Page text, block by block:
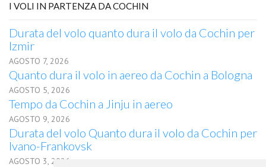
I VOLI IN PARTENZA DA COCHIN
Durata del volo quanto dura il volo da Cochin per
Izmir
AGOSTO 7, 2026
Quanto dura il volo in aereo da Cochin a Bologna
AGOSTO 5, 2026
Tempo da Cochin a Jinju in aereo
AGOSTO 9, 2026
Durata del volo Quanto dura il volo da Cochin per
Ivano-Frankovsk
AGOSTO 3, 2026